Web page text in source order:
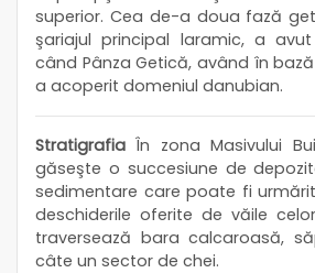
superior. Cea de-a doua fază
şariajul principal laramic, a
când Pânza Getică, având în bază
a acoperit domeniul danubian.
Stratigrafia În zona Masivului
găseşte o succesiune de
sedimentare care poate fi
deschiderile oferite de văile
traversează bara calcaroasă,
câte un sector de chei.